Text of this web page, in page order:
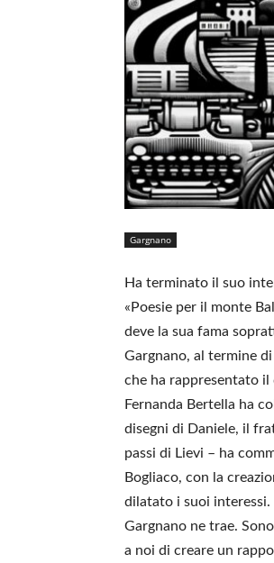
Gargnano
Ha terminato il suo
«Poesie per il monte
deve la sua fama
Gargnano, al termine
che ha rappresentato il
Fernanda Bertella ha
disegni di Daniele, il
passi di Lievi – ha
Bogliaco, con la
dilatato i suoi interessi.
Gargnano ne trae.
a noi di creare un